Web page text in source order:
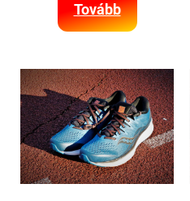
Tovább